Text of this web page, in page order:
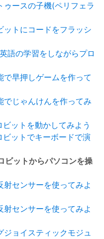
ゥースの子機(ペリフェラ
ットにコードをフラッシ
語の学習をしながらプロ
で早押しゲームを作って
でじゃんけんを作ってみ
ットを動かしてみよう
ットでキーボードで演
ットからパソコンを操
センサーを使ってみよ
センサーを使ってみよ
ジョイスティックモジュ